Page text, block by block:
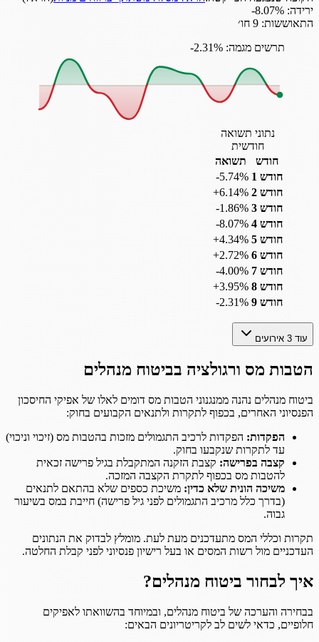
ירידה: ‎-8.07%
התאוששות: 9 חו׳
תרשים מגמה: ‎-2.31%
נתוני תשואה
חודשית
חודש
תשואה
חודש 1
‎-5.74%
חודש 2
‎+6.14%
חודש 3
‎-1.86%
חודש 4
‎-8.07%
חודש 5
‎+4.34%
חודש 6
‎+2.72%
חודש 7
‎-4.00%
חודש 8
‎+3.95%
חודש 9
‎-2.31%
עוד 3 אירועים
הטבות מס ורגולציה בביטוח מנהלים
ביטוח מנהלים נהנה ממנגנוני הטבות מס דומים לאלו של אפיקי החיסכון
הפנסיוני האחרים, בכפוף לתקרות ולתנאים הקבועים בחוק:
הפקדות: הפקדות לרכיב התגמולים מזכות בהטבות מס (זיכוי וניכוי)
עד לתקרות שנקבעו בחוק.
קצבה בפרישה: קצבת הזקנה המתקבלת בגיל פרישה זכאית
להטבות מס בכפוף לתקרת הקצבה המזכה.
משיכה הונית שלא כדין: משיכת כספים שלא בהתאם לתנאים
(בדרך כלל מרכיב התגמולים לפני גיל פרישה) חייבת במס בשיעור
גבוה.
תקרות וכללי המס מתעדכנים מעת לעת. מומלץ לבדוק את הנתונים
העדכניים מול רשות המסים או בעל רישיון פנסיוני לפני קבלת החלטה.
איך לבחור ביטוח מנהלים?
בבחירה והערכה של ביטוח מנהלים, ובמיוחד בהשוואתו לאפיקים
חלופיים, כדאי לשים לב לקריטריונים הבאים: